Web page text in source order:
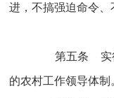
进，不搞强迫命令、
第五条 实行
的农村工作领导体制